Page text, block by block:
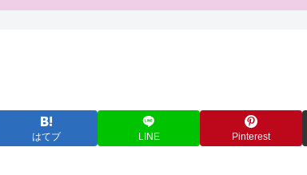
はてブ LINE Pinterest